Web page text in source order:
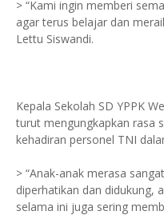
> “Kami ingin memberi
agar terus belajar dan
Lettu Siswandi.
Kepala Sekolah SD YPPK
turut mengungkapkan rasa
kehadiran personel TNI
> “Anak-anak merasa
diperhatikan dan didukung,
selama ini juga sering